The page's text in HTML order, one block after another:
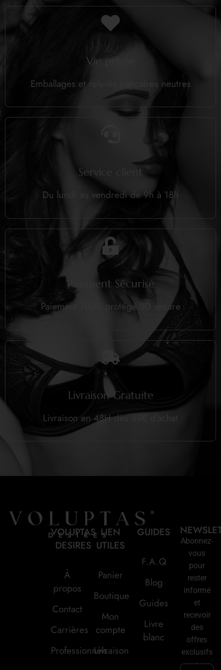
Vie privée
Emballages et relevés bancaires neutres
Service client
Du lundi au vendredi de 9h à 18h
Paiement Sécurisé
Paiement 100% protégé 3D secure
Livraison Gratuite
Livraison en 48H dès 69€ d’achat
VOLUPTAS
DESIRES
À
propos
Contact
Carrières
Professionnels
LIEN
UTILES
Panier
Boutique
Mon
compte
Livraison
GUIDES
F.A.Q
Blog
Guides
Livre
blanc
Abonnez-
vous
pour
rester
informé
et
recevoir
des
offres
exclusifs
: